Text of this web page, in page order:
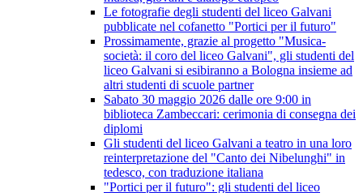
Le fotografie degli studenti del liceo Galvani
pubblicate nel cofanetto "Portici per il futuro"
Prossimamente, grazie al progetto "Musica-
società: il coro del liceo Galvani", gli studenti del
liceo Galvani si esibiranno a Bologna insieme ad
altri studenti di scuole partner
Sabato 30 maggio 2026 dalle ore 9:00 in
biblioteca Zambeccari: cerimonia di consegna dei
diplomi
Gli studenti del liceo Galvani a teatro in una loro
reinterpretazione del "Canto dei Nibelunghi" in
tedesco, con traduzione italiana
"Portici per il futuro": gli studenti del liceo